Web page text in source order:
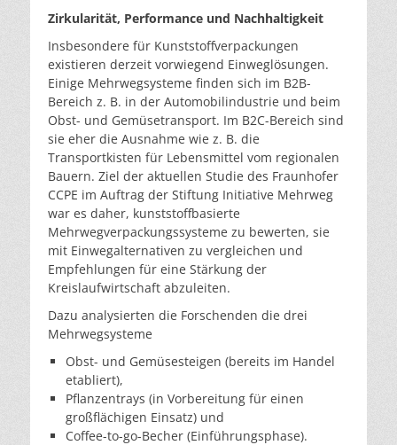
Zirkularität, Performance und Nachhaltigkeit
Insbesondere für Kunststoffverpackungen
existieren derzeit vorwiegend Einweglösungen.
Einige Mehrwegsysteme finden sich im B2B-
Bereich z. B. in der Automobilindustrie und beim
Obst- und Gemüsetransport. Im B2C-Bereich sind
sie eher die Ausnahme wie z. B. die
Transportkisten für Lebensmittel vom regionalen
Bauern. Ziel der aktuellen Studie des Fraunhofer
CCPE im Auftrag der Stiftung Initiative Mehrweg
war es daher, kunststoffbasierte
Mehrwegverpackungssysteme zu bewerten, sie
mit Einwegalternativen zu vergleichen und
Empfehlungen für eine Stärkung der
Kreislaufwirtschaft abzuleiten.
Dazu analysierten die Forschenden die drei
Mehrwegsysteme
Obst- und Gemüsesteigen (bereits im Handel
etabliert),
Pflanzentrays (in Vorbereitung für einen
großflächigen Einsatz) und
Coffee-to-go-Becher (Einführungsphase).